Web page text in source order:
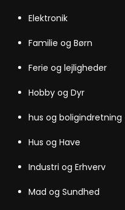
Elektronik
Familie og Børn
Ferie og lejligheder
Hobby og Dyr
hus og boligindretning
Hus og Have
Industri og Erhverv
Mad og Sundhed